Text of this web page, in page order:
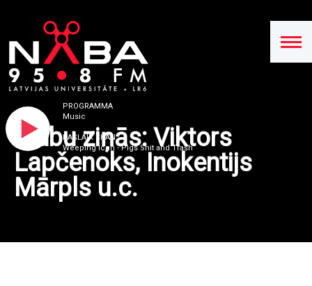
PROGRAMMA
Music
PAŠLAIK SKAN
Weeping Icon - Pigs Shit and Trash
Klubu ziņās: Viktors
Lapčenoks, Inokentijs
Mārpls u.c.